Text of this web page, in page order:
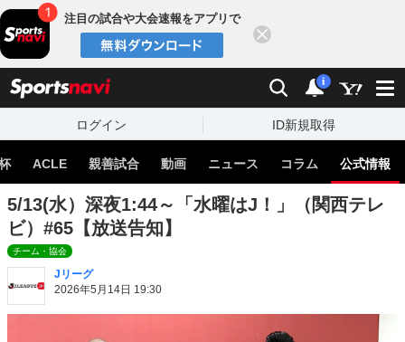
注目の試合や大会速報をアプリで
検索 通知
i
ログイン ID新規取得
ACLE 親善試合 動画 ニュース コラム 公式情報
5/13(水）深夜1:44～「水曜はJ！」（関西テレ
ビ）#65【放送告知】
チーム・協会
Jリーグ
2026年5月14日 19:30